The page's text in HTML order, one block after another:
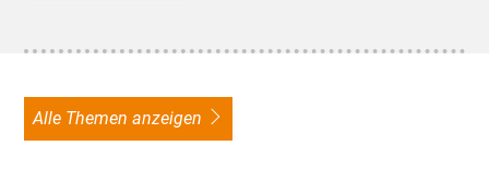
alle Themen anzeigen